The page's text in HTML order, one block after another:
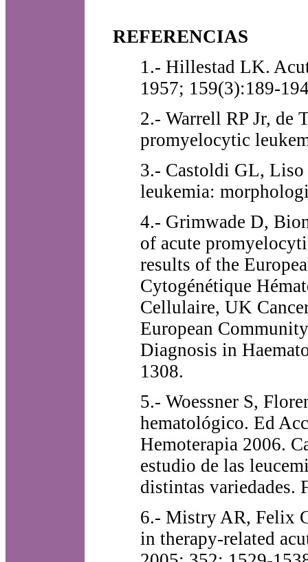
REFERENCIAS
1.- Hillestad LK.
1957; 159(3):189-
2.- Warrell RP Jr, de
promyelocytic
3.- Castoldi GL, Liso
leukemia:
4.- Grimwade D,
of acute
results of the
Cytogénétique
Cellulaire, UK
European
Diagnosis in
1308.
5.- Woessner S,
hematológico. Ed
Hemoterapia 2006.
estudio de las
distintas variedades.
6.- Mistry AR, Felix
in therapy-related